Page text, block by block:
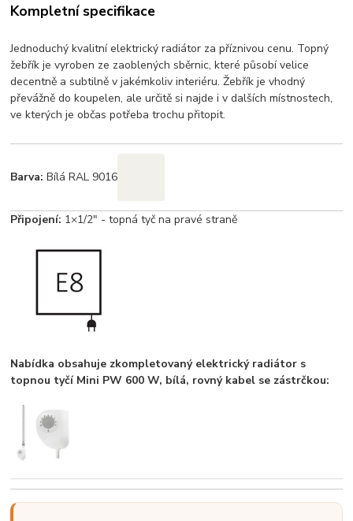
Kompletní specifikace
Jednoduchý kvalitní elektrický radiátor za příznivou cenu. Topný
žebřík je vyroben ze zaoblených sběrnic, které působí velice
decentně a subtilně v jakémkoliv interiéru. Žebřík je vhodný
převážně do koupelen, ale určitě si najde i v dalších místnostech,
ve kterých je občas potřeba trochu přitopit.
Barva: Bílá RAL 9016
Připojení: 1×1/2" - topná tyč na pravé straně
Nabídka obsahuje zkompletovaný elektrický radiátor s
topnou tyčí Mini PW 600 W, bílá, rovný kabel se zástrčkou: